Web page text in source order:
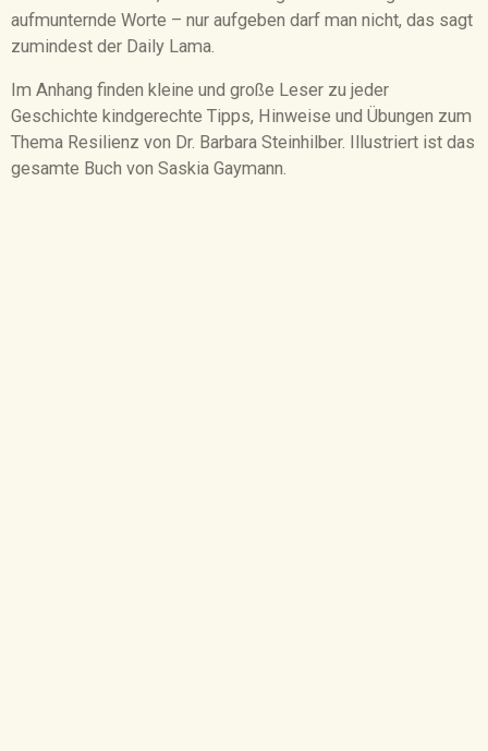
aufmunternde Worte – nur aufgeben darf man nicht, das sagt
zumindest der Daily Lama.
Im Anhang finden kleine und große Leser zu jeder
Geschichte kindgerechte Tipps, Hinweise und Übungen zum
Thema Resilienz von Dr. Barbara Steinhilber. Illustriert ist das
gesamte Buch von Saskia Gaymann.